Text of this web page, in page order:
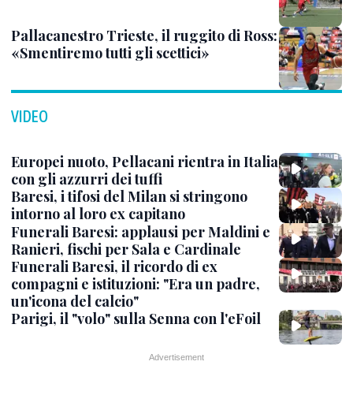
Pallacanestro Trieste, il ruggito di Ross:
«Smentiremo tutti gli scettici»
VIDEO
Europei nuoto, Pellacani rientra in Italia
con gli azzurri dei tuffi
Baresi, i tifosi del Milan si stringono
intorno al loro ex capitano
Funerali Baresi: applausi per Maldini e
Ranieri, fischi per Sala e Cardinale
Funerali Baresi, il ricordo di ex
compagni e istituzioni: "Era un padre,
un'icona del calcio"
Parigi, il "volo" sulla Senna con l'eFoil